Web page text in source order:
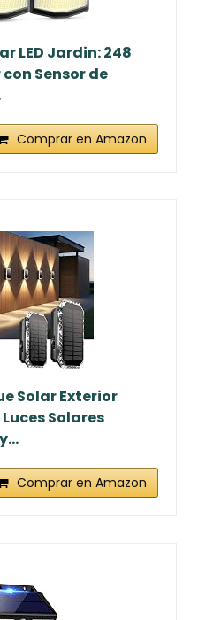
LED Jardin: 248
con Sensor de
Comprar en Amazon
Solar Exterior
Solares
Comprar en Amazon